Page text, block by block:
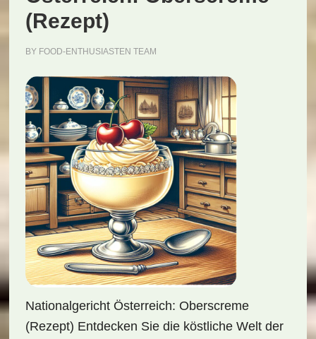
(Rezept)
BY FOOD-ENTHUSIASTEN TEAM
Nationalgericht Österreich: Oberscreme
(Rezept) Entdecken Sie die köstliche Welt der